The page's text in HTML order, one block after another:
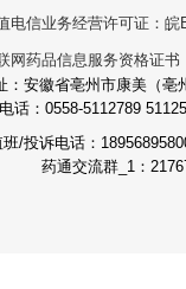
电信业务经营许可证：皖
网药品信息服务资格证
：安徽省亳州市康美（
话：0558-5112789
班/投诉电话：
药通交流群_1：